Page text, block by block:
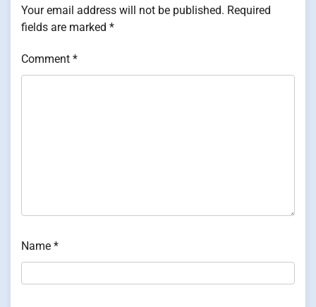
Your email address will not be published. Required
fields are marked *
Comment *
Name *